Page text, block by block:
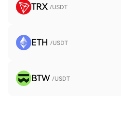
TRX /USDT
ETH /USDT
BTW /USDT